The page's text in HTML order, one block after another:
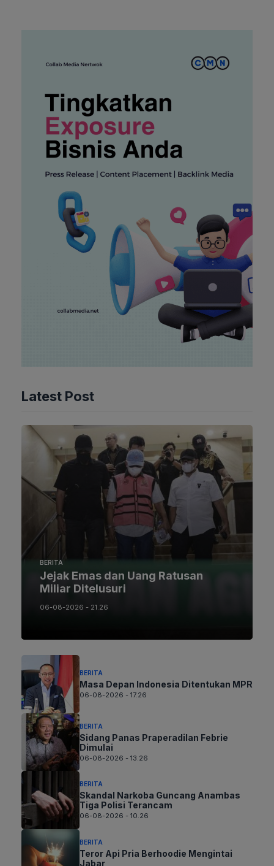
Latest Post
BERITA
Jejak Emas dan Uang Ratusan
Miliar Ditelusuri
06-08-2026 - 21.26
BERITA
Masa Depan Indonesia Ditentukan MPR
06-08-2026 - 17.26
BERITA
Sidang Panas Praperadilan Febrie
Dimulai
06-08-2026 - 13.26
BERITA
Skandal Narkoba Guncang Anambas
Tiga Polisi Terancam
06-08-2026 - 10.26
BERITA
Teror Api Pria Berhoodie Mengintai
Jabar